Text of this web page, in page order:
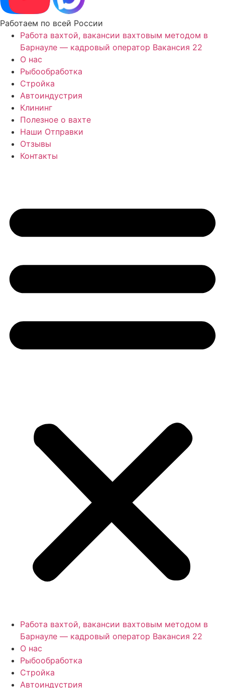
Работаем по всей России
Работа вахтой, вакансии вахтовым методом в
Барнауле — кадровый оператор Вакансия 22
О нас
Рыбообработка
Стройка
Автоиндустрия
Клининг
Полезное о вахте
Наши Отправки
Отзывы
Контакты
Работа вахтой, вакансии вахтовым методом в
Барнауле — кадровый оператор Вакансия 22
О нас
Рыбообработка
Стройка
Автоиндустрия